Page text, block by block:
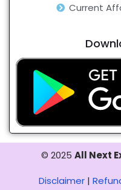
Current
© 2025 All Next
Disclaimer|